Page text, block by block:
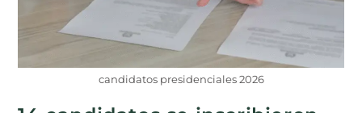
candidatos presidenciales 2026